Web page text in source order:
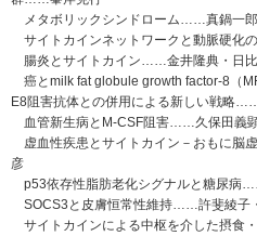
メタボリックシンドローム……真鍋一郎
サイトカインネットワークと動脈硬
腸炎とサイトカイン……金井隆典・日
癌とmilk fat globule growth factor-8（
E8阻害抗体との併用による新しい戦略
血管新生病とM-CSF阻害……久保田義
虚血性疾患とサイトカイン－おもに
彦
p53依存性脂肪老化シグナルと糖尿病
SOCS3と皮膚恒常性維持……許斐綾子
サイトカインによる中枢を介した摂食